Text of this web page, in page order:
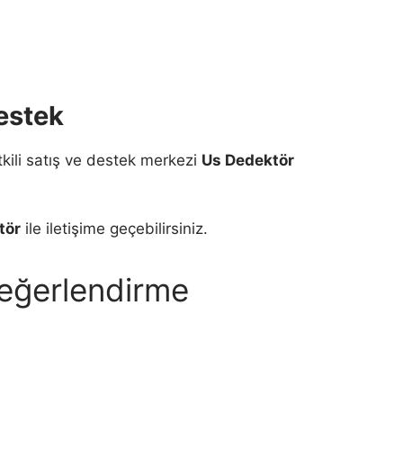
satış ve destek merkezi Us Dedektör
ile iletişime geçebilirsiniz.